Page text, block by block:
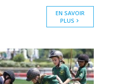
EN SAVOIR
PLUS